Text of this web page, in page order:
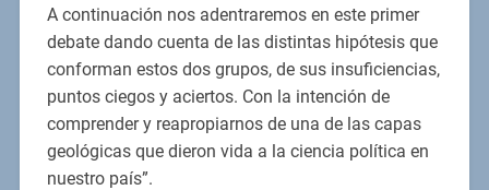
A continuación nos adentraremos en este primer
debate dando cuenta de las distintas hipótesis que
conforman estos dos grupos, de sus insuficiencias,
puntos ciegos y aciertos. Con la intención de
comprender y reapropiarnos de una de las capas
geológicas que dieron vida a la ciencia política en
nuestro país”.